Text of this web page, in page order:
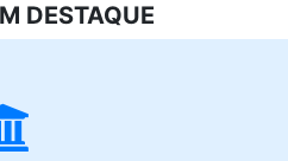
DESTAQUE